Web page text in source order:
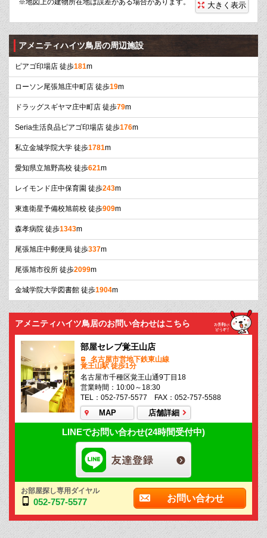
※地図上の建物所在地は誤差がある場合があります。 大きく表示
アメニティハイツ鳥居の周辺施設
ピアゴ印場店 徒歩181m
ローソン尾張旭庄中町店 徒歩19m
ドラッグスギヤマ庄中町店 徒歩79m
Seria生活良品ピアゴ印場店 徒歩176m
私立金城学院大学 徒歩1781m
愛知県立旭野高校 徒歩621m
レイモンド庄中保育園 徒歩243m
東進衛星予備校旭前校 徒歩909m
森孝病院 徒歩1343m
尾張旭庄中郵便局 徒歩337m
尾張旭市役所 徒歩2099m
金城学院大学図書館 徒歩1904m
アメニティハイツ鳥居のお問い合わせはこちら
部屋セレブ覚王山店
名古屋市営地下鉄東山線
覚王山駅 徒歩1分
名古屋市千種区覚王山通9丁目18
営業時間：10:00～18:30
TEL：052-757-5577 FAX：052-757-5588
MAP 店舗詳細
LINEでお問い合わせ(24時間受付中)
お部屋探し専用ダイヤル
052-757-5577 お問い合わせ